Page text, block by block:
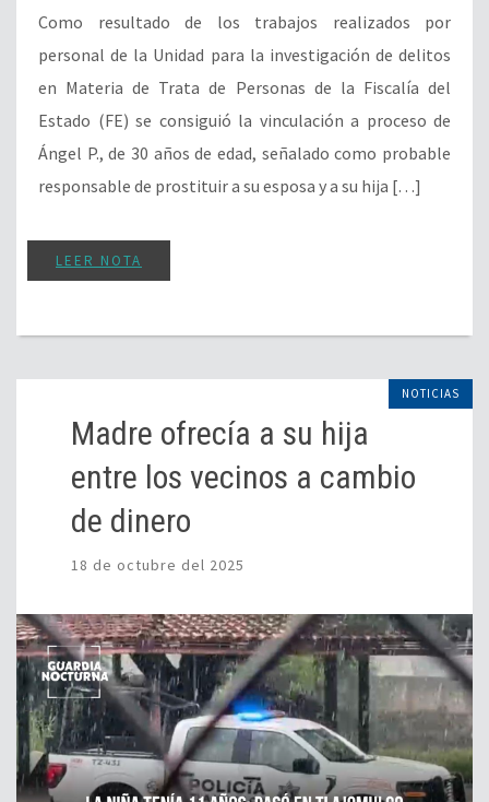
Como resultado de los trabajos realizados por
personal de la Unidad para la investigación de delitos
en Materia de Trata de Personas de la Fiscalía del
Estado (FE) se consiguió la vinculación a proceso de
Ángel P., de 30 años de edad, señalado como probable
responsable de prostituir a su esposa y a su hija […]
LEER NOTA
NOTICIAS
Madre ofrecía a su hija
entre los vecinos a cambio
de dinero
18 de octubre del 2025